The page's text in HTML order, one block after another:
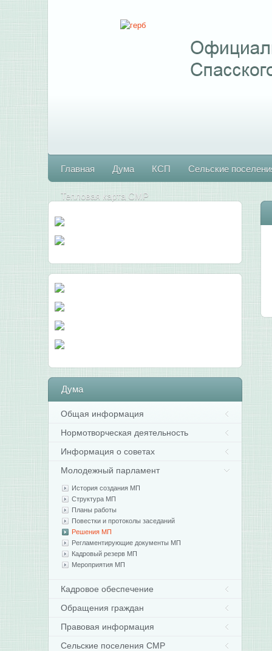
Главная Дума КСП Сельские
Тепловая карта СМР
Дума
Общая информация
Нормотворческая деятельность
Информация о советах
Молодежный парламент
История создания МП
Структура МП
Планы работы
Повестки и протоколы заседаний
Решения МП
Регламентирующие документы МП
Кадровый резерв МП
Мероприятия МП
Кадровое обеспечение
Обращения граждан
Правовая информация
Сельские поселения СМР